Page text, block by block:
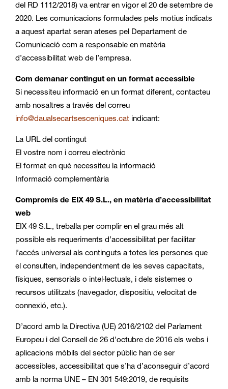
del RD 1112/2018) va entrar en vigor el 20 de setembre de
2020. Les comunicacions formulades pels motius indicats
a aquest apartat seran ateses pel Departament de
Comunicació com a responsable en matèria
d’accessibilitat web de l’empresa.
Com demanar contingut en un format accessible
Si necessiteu informació en un format diferent, contacteu
amb nosaltres a través del correu
info@daualsecartsesceniques.catindicant:
La URL del contingut
El vostre nom i correu electrònic
El format en què necessiteu la informació
Informació complementària
Compromís de EIX 49 S.L., en matèria d’accessibilitat
web
EIX 49 S.L., treballa per complir en el grau més alt
possible els requeriments d’accessibilitat per facilitar
l’accés universal als continguts a totes les persones que
el consulten, independentment de les seves capacitats,
físiques, sensorials o intel·lectuals, i dels sistemes o
recursos utilitzats (navegador, dispositiu, velocitat de
connexió, etc.).
D’acord amb la Directiva (UE) 2016/2102 del Parlament
Europeu i del Consell de 26 d’octubre de 2016 els webs i
aplicacions mòbils del sector públic han de ser
accessibles, accessibilitat que s’ha d’aconseguir d’acord
amb la norma UNE – EN 301 549:2019, de requisits